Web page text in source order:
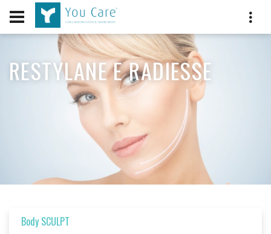
RESTYLANE E RADIESSE
Body SCULPT